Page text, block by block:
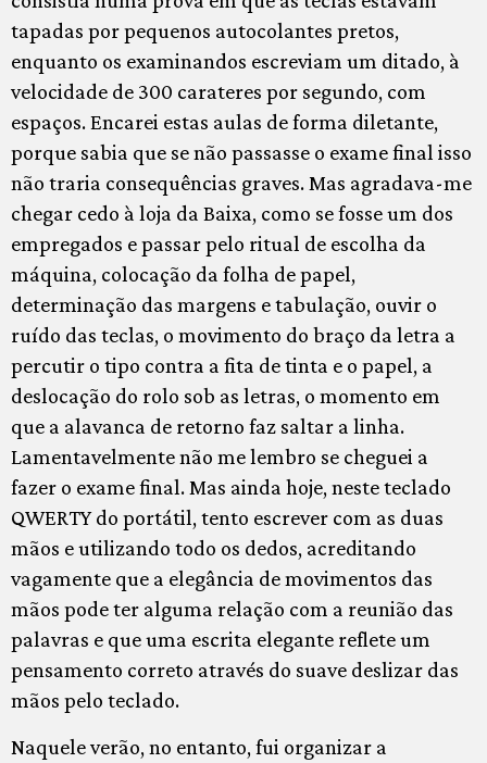
tapadas por pequenos autocolantes pretos,
enquanto os examinandos escreviam um ditado, à
velocidade de 300 carateres por segundo, com
espaços. Encarei estas aulas de forma diletante,
porque sabia que se não passasse o exame final isso
não traria consequências graves. Mas agradava-me
chegar cedo à loja da Baixa, como se fosse um dos
empregados e passar pelo ritual de escolha da
máquina, colocação da folha de papel,
determinação das margens e tabulação, ouvir o
ruído das teclas, o movimento do braço da letra a
percutir o tipo contra a fita de tinta e o papel, a
deslocação do rolo sob as letras, o momento em
que a alavanca de retorno faz saltar a linha.
Lamentavelmente não me lembro se cheguei a
fazer o exame final. Mas ainda hoje, neste teclado
QWERTY do portátil, tento escrever com as duas
mãos e utilizando todo os dedos, acreditando
vagamente que a elegância de movimentos das
mãos pode ter alguma relação com a reunião das
palavras e que uma escrita elegante reflete um
pensamento correto através do suave deslizar das
mãos pelo teclado.
Naquele verão, no entanto, fui organizar a